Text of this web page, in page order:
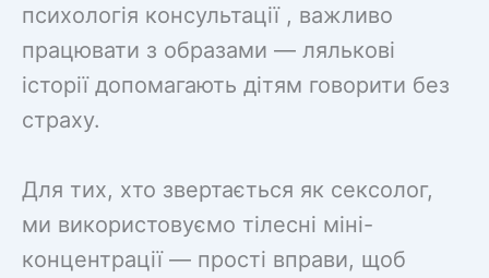
психологія консультації , важливо
працювати з образами — лялькові
історії допомагають дітям говорити без
страху.
Для тих, хто звертається як сексолог,
ми використовуємо тілесні міні-
концентрації — прості вправи, щоб